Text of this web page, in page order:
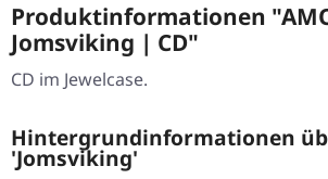
Produktinformationen
Jomsviking | CD"
CD im Jewelcase.
Hintergrundinformationen
'Jomsviking'